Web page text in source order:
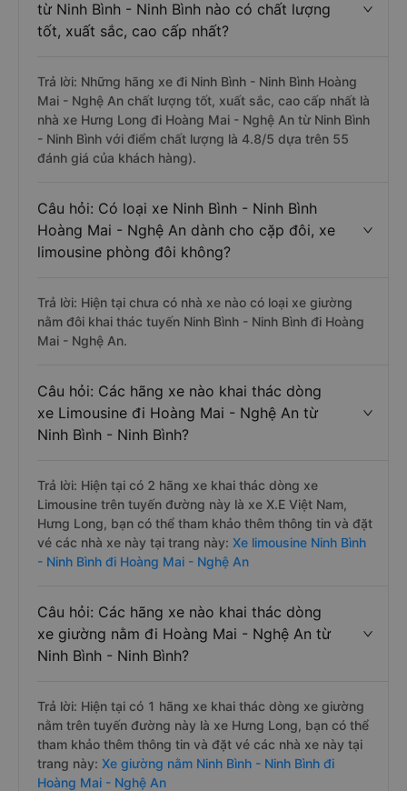
từ Ninh Bình - Ninh Bình nào có chất lượng
tốt, xuất sắc, cao cấp nhất?
Trả lời: Những hãng xe đi Ninh Bình - Ninh Bình Hoàng
Mai - Nghệ An chất lượng tốt, xuất sắc, cao cấp nhất là
nhà xe Hưng Long đi Hoàng Mai - Nghệ An từ Ninh Bình
- Ninh Bình với điểm chất lượng là 4.8/5 dựa trên 55
đánh giá của khách hàng).
Câu hỏi: Có loại xe Ninh Bình - Ninh Bình
Hoàng Mai - Nghệ An dành cho cặp đôi, xe
limousine phòng đôi không?
Trả lời: Hiện tại chưa có nhà xe nào có loại xe giường
nằm đôi khai thác tuyến Ninh Bình - Ninh Bình đi Hoàng
Mai - Nghệ An.
Câu hỏi: Các hãng xe nào khai thác dòng
xe Limousine đi Hoàng Mai - Nghệ An từ
Ninh Bình - Ninh Bình?
Trả lời: Hiện tại có 2 hãng xe khai thác dòng xe
Limousine trên tuyến đường này là xe X.E Việt Nam,
Hưng Long, bạn có thể tham khảo thêm thông tin và đặt
vé các nhà xe này tại trang này: Xe limousine Ninh Bình
- Ninh Bình đi Hoàng Mai - Nghệ An
Câu hỏi: Các hãng xe nào khai thác dòng
xe giường nằm đi Hoàng Mai - Nghệ An từ
Ninh Bình - Ninh Bình?
Trả lời: Hiện tại có 1 hãng xe khai thác dòng xe giường
nằm trên tuyến đường này là xe Hưng Long, bạn có thể
tham khảo thêm thông tin và đặt vé các nhà xe này tại
trang này: Xe giường nằm Ninh Bình - Ninh Bình đi
Hoàng Mai - Nghệ An